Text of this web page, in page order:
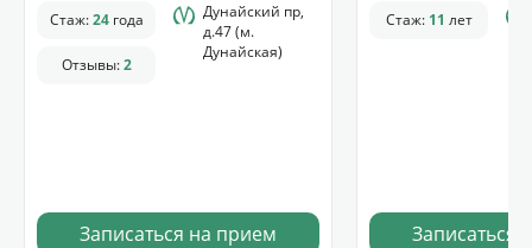
Стаж:24года
Отзывы:2
Дунайский пр,
д.47 (м.
Дунайская)
Записаться на прием
Стаж: 11 лет
Записаться